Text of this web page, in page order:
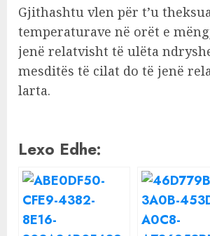
Gjithashtu vlen për t’u
temperaturave në orët e
jenë relatvisht të ulëta
mesditës të cilat do të jenë
larta.
Lexo Edhe: